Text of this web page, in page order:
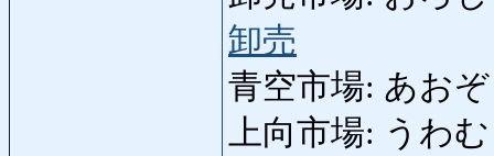
卸売
青空市場: あお
上向市場: うわ